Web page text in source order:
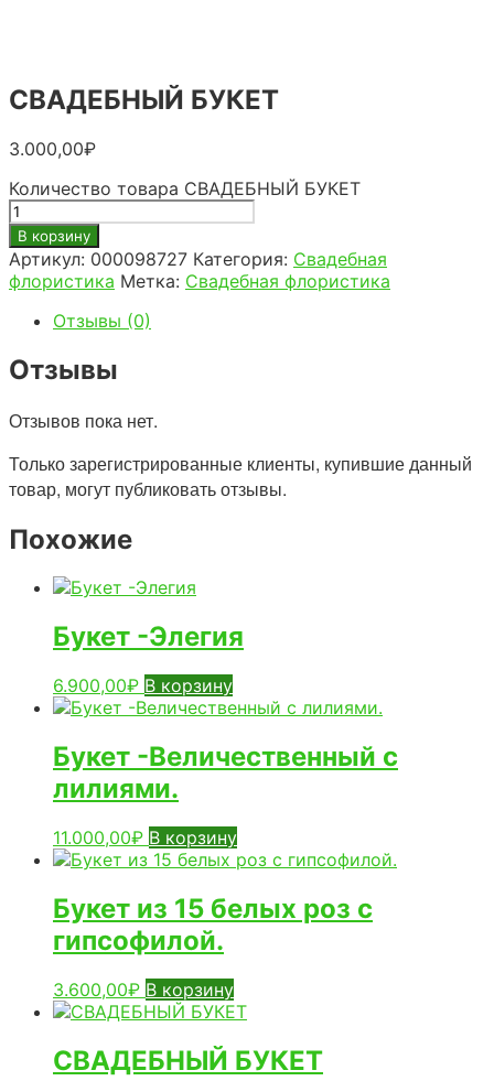
СВАДЕБНЫЙ БУКЕТ
3.000,00₽
Количество товара СВАДЕБНЫЙ БУКЕТ
В корзину
Артикул: 000098727 Категория: Свадебная
флористика Метка: Свадебная флористика
Отзывы (0)
Отзывы
Отзывов пока нет.
Только зарегистрированные клиенты, купившие данный
товар, могут публиковать отзывы.
Похожие
Букет -Элегия
6.900,00₽ В корзину
Букет -Величественный с
лилиями.
11.000,00₽ В корзину
Букет из 15 белых роз с
гипсофилой.
3.600,00₽ В корзину
СВАДЕБНЫЙ БУКЕТ